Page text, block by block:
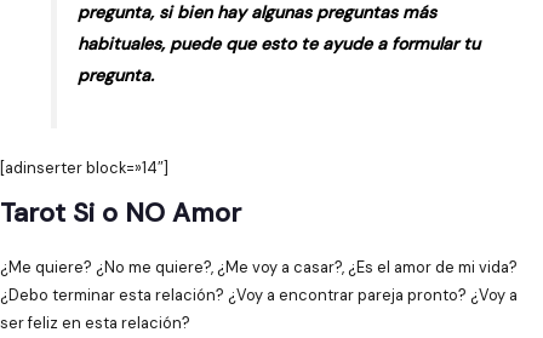
pregunta, si bien hay algunas preguntas más
habituales, puede que esto te ayude a formular tu
pregunta.
[adinserter block=»14″]
Tarot Si o NO Amor
¿Me quiere? ¿No me quiere?, ¿Me voy a casar?, ¿Es el amor de mi vida?
¿Debo terminar esta relación? ¿Voy a encontrar pareja pronto? ¿Voy a
ser feliz en esta relación?